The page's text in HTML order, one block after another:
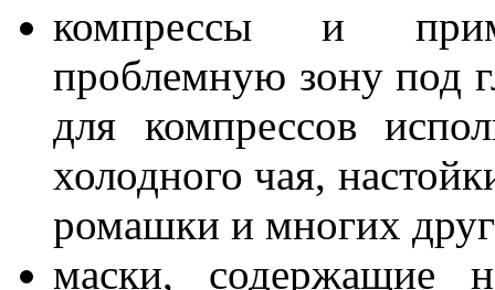
компрессы и
проблемную зону под
для компрессов
холодного чая,
ромашки и многих
маски, содержащие